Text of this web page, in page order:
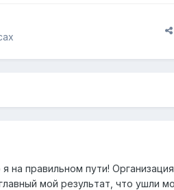
на правильном пути!
мой результат, что ушли